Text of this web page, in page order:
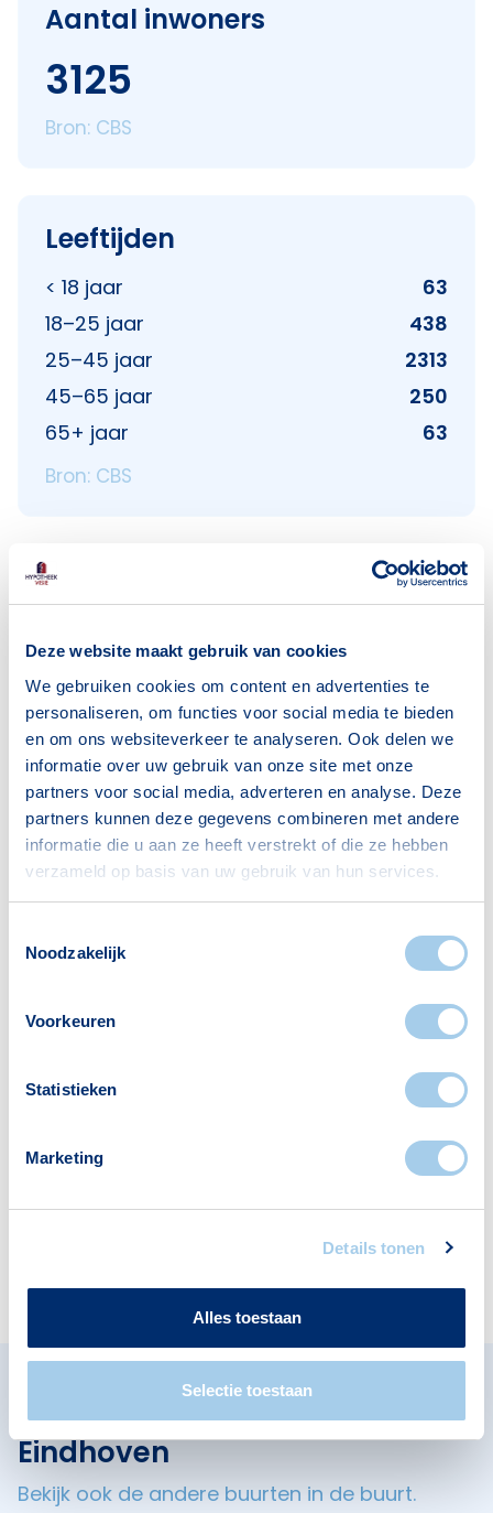
Deze website maakt gebruik van cookies
We gebruiken cookies om content en advertenties te
personaliseren, om functies voor social media te bieden
en om ons websiteverkeer te analyseren. Ook delen we
informatie over uw gebruik van onze site met onze
partners voor social media, adverteren en analyse. Deze
partners kunnen deze gegevens combineren met andere
informatie die u aan ze heeft verstrekt of die ze hebben
verzameld op basis van uw gebruik van hun services.
Noodzakelijk
Voorkeuren
Statistieken
Marketing
Details tonen
Alles toestaan
Selectie toestaan
Aantal inwoners
3125
Bron: CBS
Leeftijden
< 18 jaar
63
18–25 jaar
438
25–45 jaar
2313
45–65 jaar
250
65+ jaar
63
Bron: CBS
Huishoudens
Gezin met kinderen
93
Bron: CBS
Deze wijk heeft het allemaal voor je. Zo vind je
Cafés
Omliggende buurten in
Eindhoven
Bekijk ook de andere buurten in de buurt.